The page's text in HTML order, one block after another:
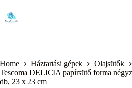
content
Home Háztartási gépek
Olajsütők
Tescoma DELICIA papírsütő forma
db, 23 x 23 cm